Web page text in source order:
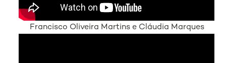
Francisco Oliveira Martins e Cláudia Marques